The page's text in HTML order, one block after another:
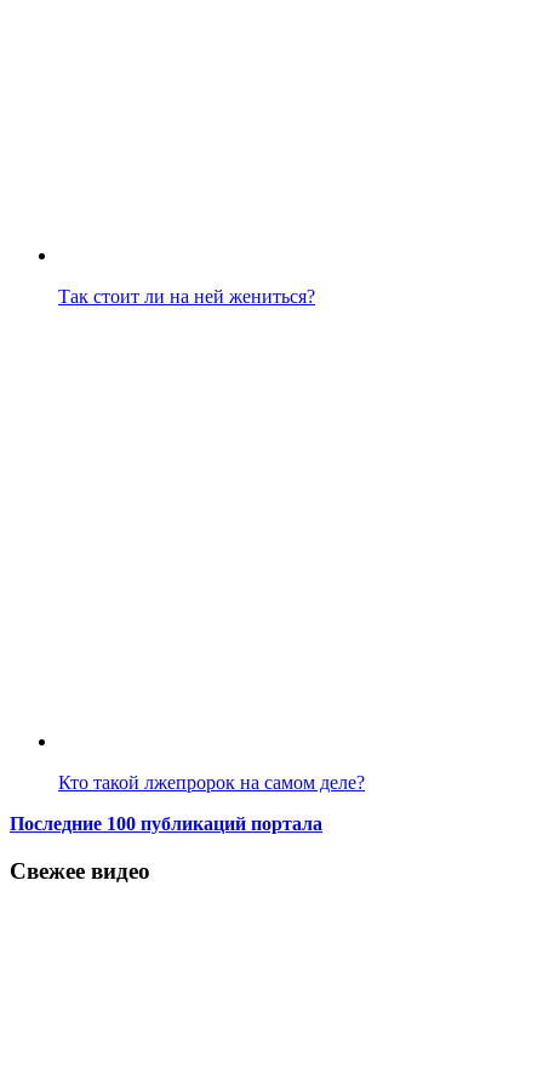
Так стоит ли на ней жениться?
Кто такой лжепророк на самом деле?
Последние 100 публикаций портала
Свежее видео